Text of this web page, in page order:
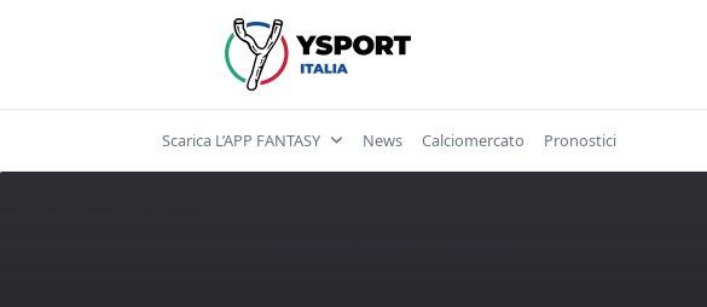
Scarica L’APP FANTASY News Calciomercato Pronostici